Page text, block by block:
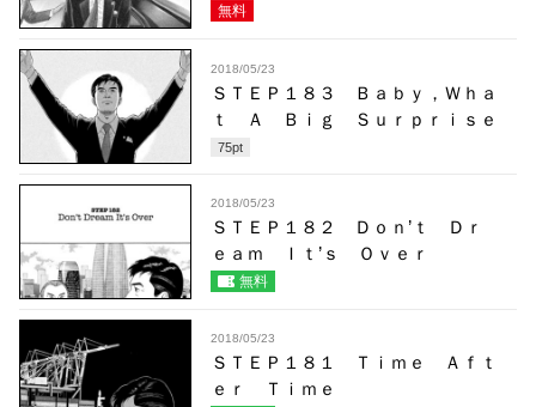
無料
2018/05/23
ＳＴＥＰ１８３ Ｂａｂｙ，Ｗｈａ
ｔ Ａ Ｂｉｇ Ｓｕｒｐｒｉｓｅ
75pt
2018/05/23
ＳＴＥＰ１８２ Ｄｏｎ’ｔ Ｄｒ
ｅａｍ Ｉｔ’ｓ Ｏｖｅｒ
無料
2018/05/23
ＳＴＥＰ１８１ Ｔｉｍｅ Ａｆｔ
ｅｒ Ｔｉｍｅ